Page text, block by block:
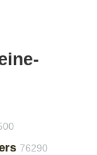
76290